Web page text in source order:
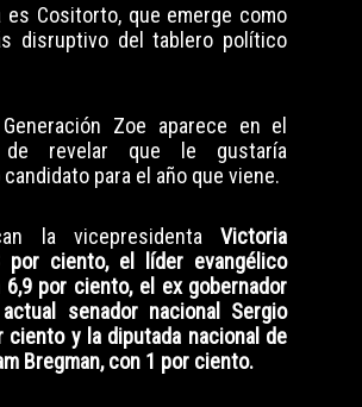
es Cositorto, que emerge como
disruptivo del tablero político
Zoe aparece en el
de revelar que le gustaría
para el año que viene.
la vicepresidentaVictoria
por ciento, el líder evangélico
6,9 por ciento, el ex gobernador
senador nacional Sergio
ciento y la diputada nacional de
Bregman, con 1 por ciento.